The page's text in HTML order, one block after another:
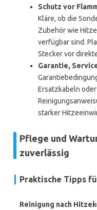
Schutz vor
Kläre, ob die
Zubehör wie
verfügbar sind.
Stecker vor
Garantie,
Ersatzkabeln
starker
Pflege und
zuverlässig
Praktische Tipps
Reinigung nach